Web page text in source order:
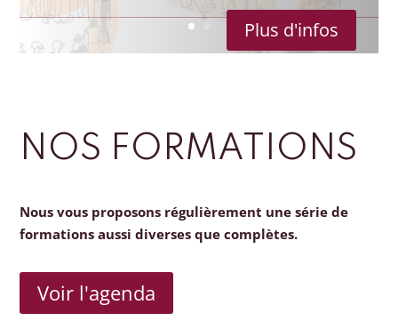
Plus d'infos
NOS FORMATIONS
Nous vous proposons régulièrement une série de
formations aussi diverses que complètes.
Voir l'agenda